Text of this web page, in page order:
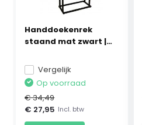
Handdoekenrek
staand mat zwart |
Vergelijk
Op voorraad
€ 34,49
€ 27,95 Incl. btw